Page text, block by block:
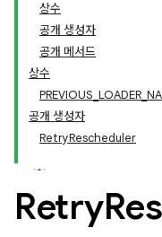
상수
공개 생성자
공개 메서드
상수
공개 생성자
RetryRescheduler
Retry